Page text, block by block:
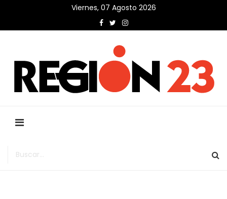
Viernes, 07 Agosto 2026